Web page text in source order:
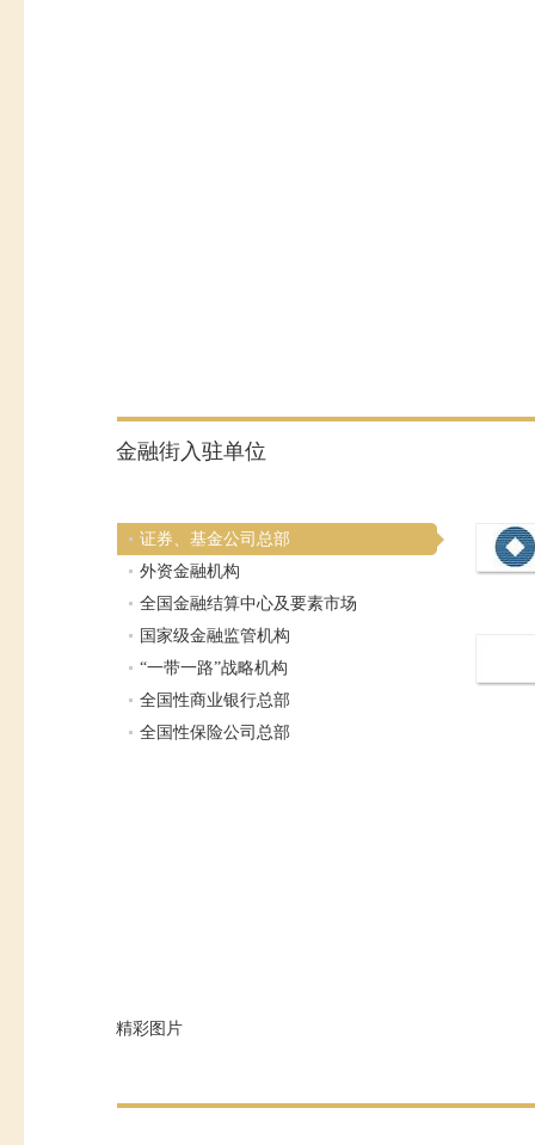
金融街入驻单位
证券、基金公司总部
外资金融机构
全国金融结算中心及要素市场
国家级金融监管机构
“一带一路”战略机构
全国性商业银行总部
全国性保险公司总部
精彩图片